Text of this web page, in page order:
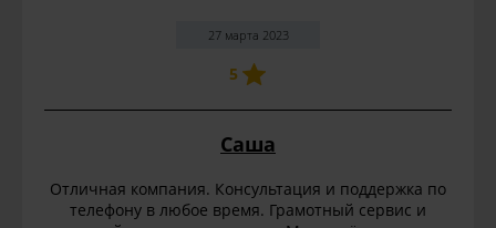
27 марта 2023
5
Саша
Отличная компания. Консультация и поддержка по
телефону в любое время. Грамотный сервис и